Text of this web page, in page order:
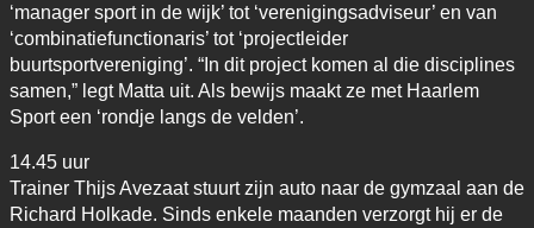
‘manager sport in de wijk’ tot ‘verenigingsadviseur’ en van
‘combinatiefunctionaris’ tot ‘projectleider
buurtsportvereniging’. “In dit project komen al die disciplines
samen,” legt Matta uit. Als bewijs maakt ze met Haarlem
Sport een ‘rondje langs de velden’.
14.45 uur
Trainer Thijs Avezaat stuurt zijn auto naar de gymzaal aan de
Richard Holkade. Sinds enkele maanden verzorgt hij er de